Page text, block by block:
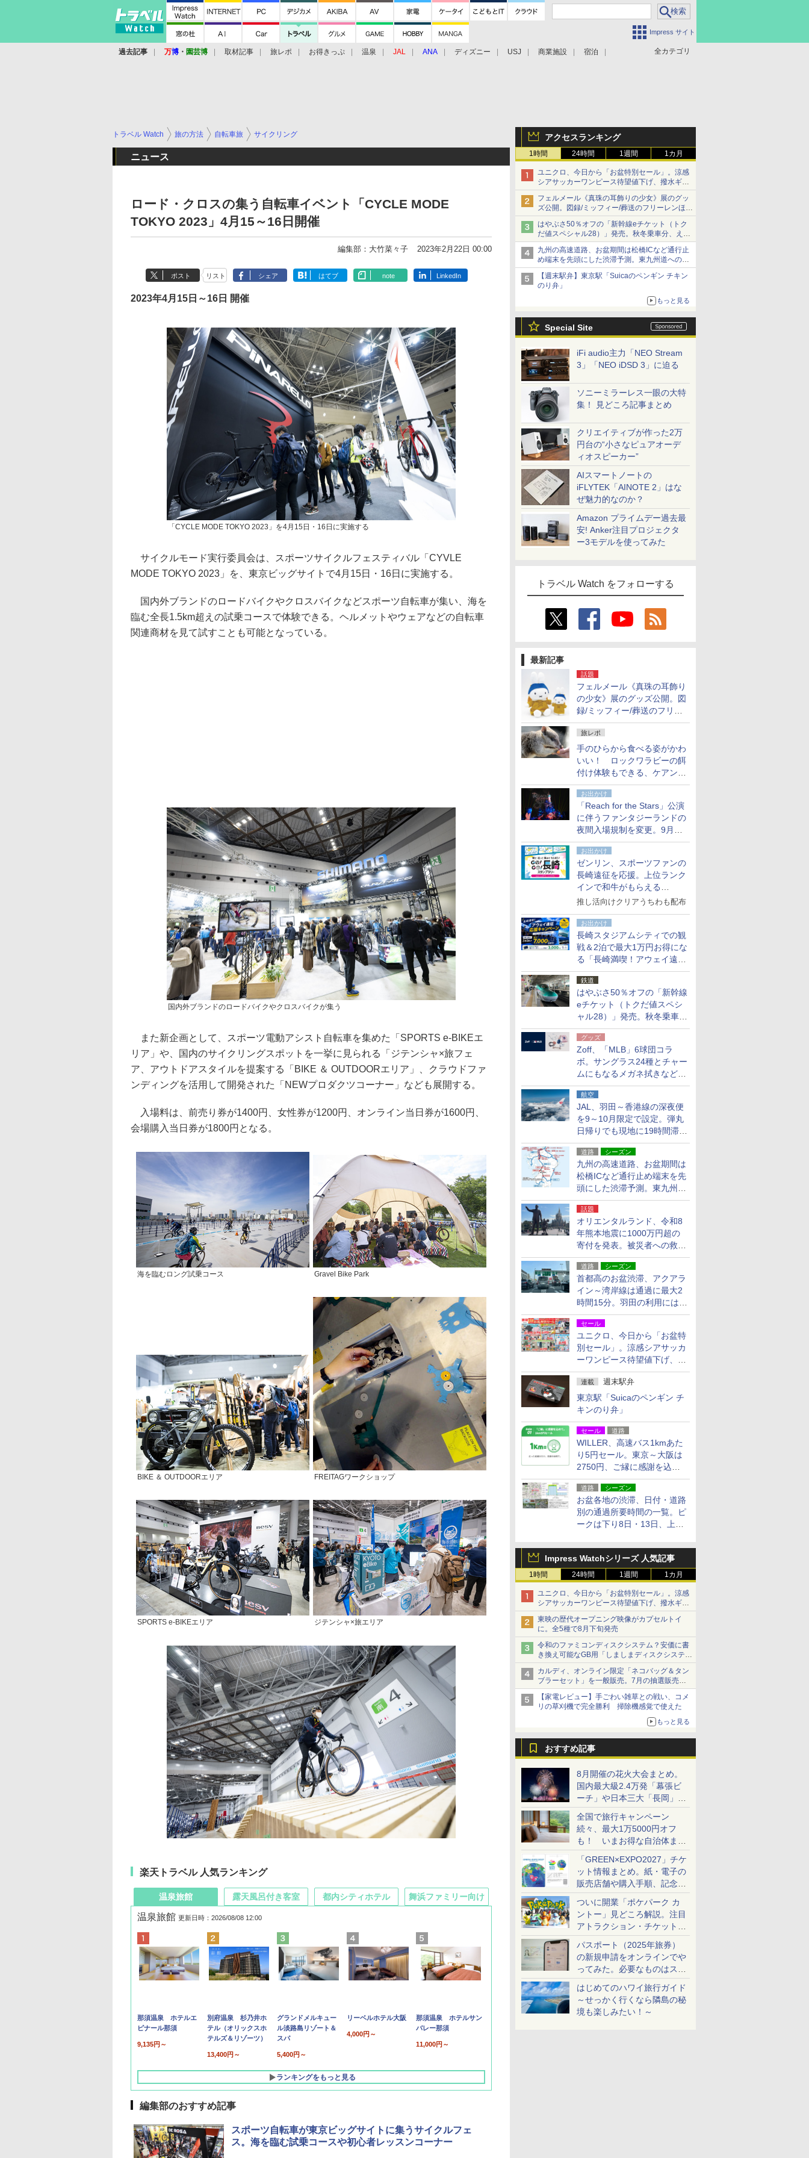
Impress サイト
全カテゴリ
過去記事 万博 ・ 園芸博 取材記事 旅レポ お得きっぷ 温泉 JAL ANA ディズニー USJ 商業施設 宿泊
アクセスランキング
1時間 24時間 1週間 1カ月
ユニクロ、今日から「お盆特別セール」。涼感
シアサッカーワンピース待望値下げ、撥水ギア
ショーツは1990円に
フェルメール《真珠の耳飾りの少女》展のグッ
ズ公開。図録/ミッフィー/葬送のフリーレンほ
か、注目ブランドコラボが実現
はやぶさ50％オフの「新幹線eチケット（トク
だ値スペシャル28）」発売。秋冬乗車分、えき
ねっと限定
九州の高速道路、お盆期間は松橋ICなど通行止
め端末を先頭にした渋滞予測。東九州道への迂
回は料金調整を実施
【週末駅弁】東京駅「Suicaのペンギン チキン
のり弁」
もっと見る
Special Site
iFi audio主力「NEO Stream
3」「NEO iDSD 3」に迫る
ソニーミラーレス一眼の大特
集！ 見どころ記事まとめ
クリエイティブが作った2万
円台の“小さなピュアオーデ
ィオスピーカー”
AIスマートノートの
iFLYTEK「AINOTE 2」はな
ぜ魅力的なのか？
Amazon プライムデー過去最
安! Anker注目プロジェクタ
ー3モデルを使ってみた
トラベル Watch をフォローする
最新記事
話題
フェルメール《真珠の耳飾り
の少女》展のグッズ公開。図
録/ミッフィー/葬送のフリー
レンほか、注目ブランドコラ
ボが実現
旅レポ
手のひらから食べる姿がかわ
いい！ ロックワラビーの餌
付け体験もできる、ケアンズ
でアサートン高原の日本語ガ
イド付きツアーに参加してみ
た
お出かけ
「Reach for the Stars」公演
に伴うファンタジーランドの
夜間入場規制を変更。9月か
ら18時50分～20時ごろに
お出かけ
ゼンリン、スポーツファンの
長崎遠征を応援。上位ランク
インで和牛がもらえる
「GO！GO！長崎スタンプラ
推し活向けクリアうちわも配布
お出かけ
長崎スタジアムシティでの観
戦＆2泊で最大1万円お得にな
る「長崎満喫！アウェイ遠征
応援キャンペーン」
鉄道
はやぶさ50％オフの「新幹線
eチケット（トクだ値スペシ
ャル28）」発売。秋冬乗車
分、えきねっと限定
グッズ
Zoff、「MLB」6球団コラ
ボ。サングラス24種とチャー
ムにもなるメガネ拭きなど雑
貨24種
航空
JAL、羽田～香港線の深夜便
を9～10月限定で設定。弾丸
日帰りでも現地に19時間滞在
できる
道路 シーズン
九州の高速道路、お盆期間は
松橋ICなど通行止め端末を先
頭にした渋滞予測。東九州道
への迂回は料金調整を実施
話題
オリエンタルランド、令和8
年熊本地震に1000万円超の
寄付を発表。被災者への救援
活動・復旧支援
道路 シーズン
首都高のお盆渋滞、アクアラ
イン～湾岸線は通過に最大2
時間15分。羽田の利用には
「空港西出口」の利用検討を
セール
ユニクロ、今日から「お盆特
別セール」。涼感シアサッカ
ーワンピース待望値下げ、撥
水ギアショーツは1990円に
連載 週末駅弁
東京駅「Suicaのペンギン チ
キンのり弁」
セール 道路
WILLER、高速バス1kmあた
り5円セール。東京～大阪は
2750円、ご縁に感謝を込め
た20周年記念キャンペーン
道路 シーズン
お盆各地の渋滞、日付・道路
別の通過所要時間の一覧。ピ
ークは下り8日・13日、上り
Impress Watchシリーズ 人気記事
1時間 24時間 1週間 1カ月
ユニクロ、今日から「お盆特別セール」。涼感
シアサッカーワンピース待望値下げ、撥水ギア
ショーツは1990円に
東映の歴代オープニング映像がカプセルトイ
に。全5種で8月下旬発売
令和のファミコンディスクシステム？安価に書
き換え可能なGB用「しましまディスクシステ
ム」
カルディ、オンライン限定「ネコバッグ＆タン
ブラーセット」を一般販売。7月の抽選販売の
当選無効分
【家電レビュー】手ごわい雑草との戦い、コメ
リの草刈機で完全勝利 掃除機感覚で使えた
もっと見る
おすすめ記事
8月開催の花火大会まとめ。
国内最大級2.4万発「幕張ビ
ーチ」や日本三大「長岡」な
ど大型イベント目白押し！
全国で旅行キャンペーン
続々、最大1万5000円オフ
も！ いまお得な自治体まと
め
「GREEN×EXPO2027」チケ
ット情報まとめ。紙・電子の
販売店舗や購入手順、記念チ
ケットも解説
ついに開業「ポケパーク カ
ントー」見どころ解説。注目
アトラクション・チケット手
配・来場前に必要な準備は？
パスポート（2025年旅券）
の新規申請をオンラインでや
ってみた。必要なものはスマ
ホとマイナカードのみ
はじめてのハワイ旅行ガイド
～せっかく行くなら隣島の秘
境も楽しみたい！～
トラベル Watch 旅の方法 自転車旅 サイクリング
ニュース
ロード・クロスの集う自転車イベント「CYCLE MODE
TOKYO 2023」4月15～16日開催
編集部：大竹菜々子 2023年2月22日 00:00
ポスト リスト シェア はてブ note LinkedIn
2023年4月15日～16日 開催
「CYCLE MODE TOKYO 2023」を4月15日・16日に実施する
サイクルモード実行委員会は、スポーツサイクルフェスティバル「CYVLE
MODE TOKYO 2023」を、東京ビッグサイトで4月15日・16日に実施する。
国内外ブランドのロードバイクやクロスバイクなどスポーツ自転車が集い、海を
臨む全長1.5km超えの試乗コースで体験できる。ヘルメットやウェアなどの自転車
関連商材を見て試すことも可能となっている。
国内外ブランドのロードバイクやクロスバイクが集う
また新企画として、スポーツ電動アシスト自転車を集めた「SPORTS e-BIKEエ
リア」や、国内のサイクリングスポットを一挙に見られる「ジテンシャ×旅フェ
ア、アウトドアスタイルを提案する「BIKE ＆ OUTDOORエリア」、クラウドファ
ンディングを活用して開発された「NEWプロダクツコーナー」なども展開する。
入場料は、前売り券が1400円、女性券が1200円、オンライン当日券が1600円、
会場購入当日券が1800円となる。
海を臨むロング試乗コース Gravel Bike Park
BIKE ＆ OUTDOORエリア FREITAGワークショップ
SPORTS e-BIKEエリア ジテンシャ×旅エリア
楽天トラベル 人気ランキング
温泉旅館
温泉旅館 更新日時：2026/08/08 12:00
那須温泉 ホテルエ
ピナール那須
9,135円～
別府温泉 杉乃井ホ
テル（オリックスホ
テルズ＆リゾーツ）
13,400円～
グランドメルキュー
ル淡路島リゾート＆
スパ
5,400円～
リーベルホテル大阪
4,000円～
那須温泉 ホテルサン
バレー那須
11,000円～
ランキングをもっと見る
露天風呂付き客室 都内シティホテル 舞浜ファミリー向け
編集部のおすすめ記事
スポーツ自転車が東京ビッグサイトに集うサイクルフェ
ス。海を臨む試乗コースや初心者レッスンコーナー